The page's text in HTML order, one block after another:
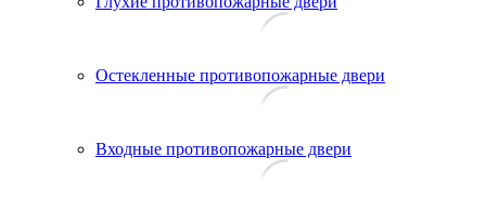
Остекленные противопожарные двери
Входные противопожарные двери